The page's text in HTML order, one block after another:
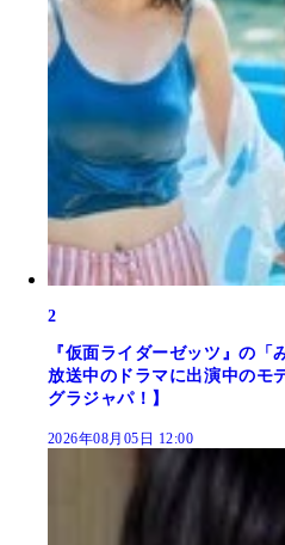
2
『仮面ライダーゼッツ』の
放送中のドラマに出演中のモ
グラジャパ！】
2026年08月05日 12:00